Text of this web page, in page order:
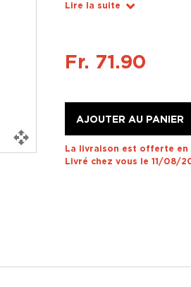
Lire la suite
Fr. 71.90
AJOUTER AU PANIER
La livraison est offerte en
Livré chez vous le 11/08/